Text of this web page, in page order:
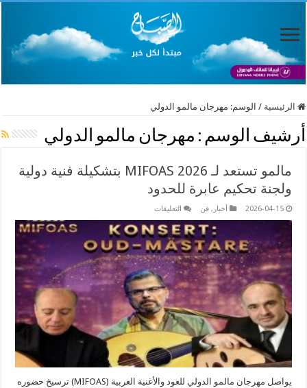
الرئيسية / الوسم: مهرجان مالمو الدولي
أرشيف الوسم : مهرجان مالمو الدولي
مالمو تستعد لـ MIFOAS 2026 بتشكيلة فنية دولية
ولجنة تحكيم عابرة للحدود
2026-04-15 أخبار ,فن التعليقات
تستعد
لـ
MIFOAS
2026
بتشكيلة
فنية
دولية
ولجنة
تحكيم
عابرة
للحدود
مغلقة
يواصل مهرجان مالمو الدولي للعود والأغنية العربية (MIFOAS) ترسيخ حضوره